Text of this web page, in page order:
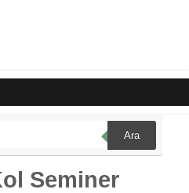
Ara
Seminer